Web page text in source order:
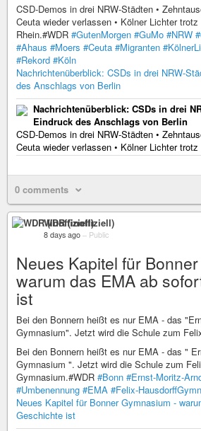
CSD-Demos in drei NRW-Städten •
Ceuta wieder verlassen • Kölner Lichter
Rhein.#WDR #GutenMorgen #GuMo #NRW
#Ahaus #Moers #Ceuta #Migranten
#Rekord #Köln
Nachrichtenüberblick: CSDs in drei NRW-
des Anschlags von Berlin
Nachrichtenüberblick: CSDs in drei
Eindruck des Anschlags von Berlin
CSD-Demos in drei NRW-Städten •
Ceuta wieder verlassen • Kölner Lichter
0 comments
WDR (inoffiziell)
8 days ago – Public
Neues Kapitel für
warum das EMA ab
ist
Bei den Bonnern heißt es nur EMA - das
Gymnasium". Jetzt wird die Schule zum
Bei den Bonnern heißt es nur EMA - das "
Gymnasium ". Jetzt wird die Schule zum
Gymnasium.#WDR #Bonn #Ernst-Moritz-
#Umbenennung #EMA #Felix-
Neues Kapitel für Bonner Gymnasium -
Geschichte ist